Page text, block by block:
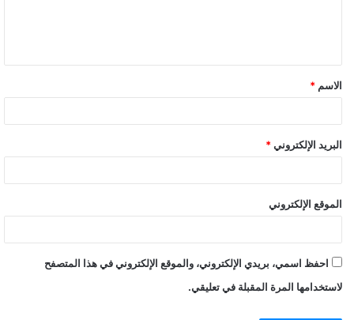
ق
*
الاسم *
البريد الإلكتروني *
الموقع الإلكتروني
احفظ اسمي، بريدي الإلكتروني، والموقع الإلكتروني في هذا المتصفح
لاستخدامها المرة المقبلة في تعليقي.